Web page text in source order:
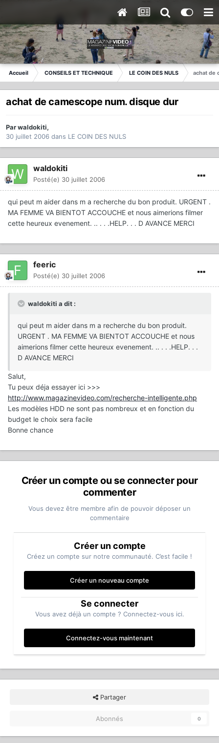
Accueil CONSEILS ET TECHNIQUE LE COIN DES NULS achat de
achat de camescope num. disque dur
Parwaldokiti,
30 juillet 2006 dans LE COIN DES NULS
waldokiti
Posté(e) 30 juillet 2006
qui peut m aider dans m a recherche du bon produit. URGENT .
MA FEMME VA BIENTOT ACCOUCHE et nous aimerions filmer
cette heureux evenement. .. . . .HELP. . . D AVANCE MERCI
feeric
Posté(e) 30 juillet 2006
waldokiti a dit :
qui peut m aider dans m a recherche du bon produit.
URGENT . MA FEMME VA BIENTOT ACCOUCHE et nous
aimerions filmer cette heureux evenement. .. . . .HELP. . .
D AVANCE MERCI
Salut,
Tu peux déja essayer ici >>>
http://www.magazinevideo.com/recherche-intelligente.php
Les modèles HDD ne sont pas nombreux et en fonction du
budget le choix sera facile
Bonne chance
Créer un compte ou se connecter pour
commenter
Vous devez être membre afin de pouvoir déposer un
commentaire
Créer un compte
Créez un compte sur notre communauté. C’est facile !
Créer un nouveau compte
Se connecter
Vous avez déjà un compte ? Connectez-vous ici.
Connectez-vous maintenant
Partager
Abonnés 0